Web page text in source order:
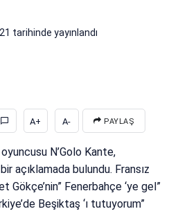
tarihinde yayınlandı
A+ A- PAYLAŞ
N’Golo Kante,
açıklamada bulundu. Fransız
Gökçe’nin” Fenerbahçe ‘ye gel”
Beşiktaş ‘ı tutuyorum”